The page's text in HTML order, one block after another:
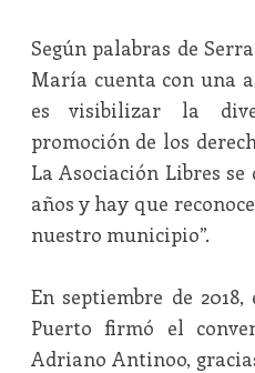
Según palabras de
María cuenta con una
es visibilizar la
promoción de los
La Asociación Libres
años y hay que
nuestro municipio”.
En septiembre de
Puerto firmó el
Adriano Antinoo,